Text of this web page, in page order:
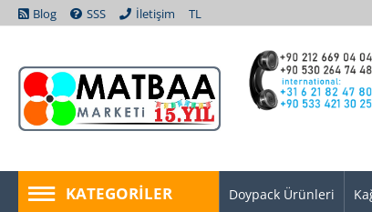
Blog SSS İletişim TL
KATEGORILER Doypack Ürünleri